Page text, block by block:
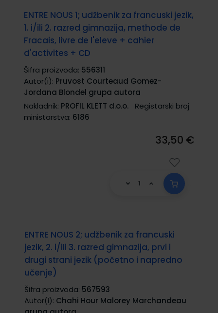
ENTRE NOUS 1; udžbenik za francuski jezik,
1. i/ili 2. razred gimnazija, methode de
Fracais, livre de l'eleve + cahier
d'activites + CD
Šifra proizvoda: 556311
Autor(i): Pruvost Courteaud Gomez-
Jordana Blondel grupa autora
Nakladnik: PROFIL KLETT d.o.o.
Registarski broj
ministarstva: 6186
33,50 €
ENTRE NOUS 2; udžbenik za francuski
jezik, 2. i/ili 3. razred gimnazija, prvi i
drugi strani jezik (početno i napredno
učenje)
Šifra proizvoda: 567593
Autor(i): Chahi Hour Malorey Marchandeau